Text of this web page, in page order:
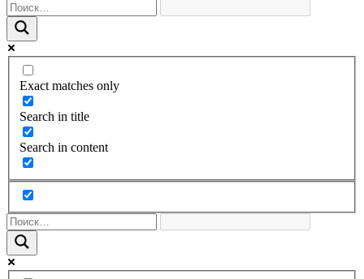
Exact matches only
Search in title
Search in content